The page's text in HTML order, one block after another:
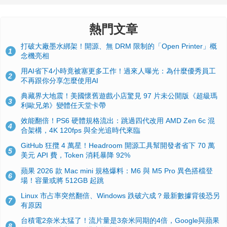
熱門文章
1
打破大廠墨水綁架！開源、無 DRM 限制的「Open Printer」概
念機亮相
2
用AI省下4小時竟被塞更多工作！過來人曝光：為什麼優秀員工
不再跟你分享怎麼使用AI
3
典藏界大地震！美國懷舊遊戲小店驚見 97 片未公開版《超級瑪
利歐兄弟》變體任天堂卡帶
4
效能翻倍！PS6 硬體規格流出：跳過四代改用 AMD Zen 6c 混
合架構，4K 120fps 與全光追時代來臨
5
GitHub 狂攬 4 萬星！Headroom 開源工具幫開發者省下 70 萬
美元 API 費，Token 消耗暴降 92%
6
蘋果 2026 款 Mac mini 規格爆料：M6 與 M5 Pro 異色搭檔登
場！容量或將 512GB 起跳
7
Linux 市占率突然翻倍、Windows 跌破六成？最新數據背後恐另
有原因
台積電2奈米太猛了！流片量是3奈米同期的4倍，Google與蘋果